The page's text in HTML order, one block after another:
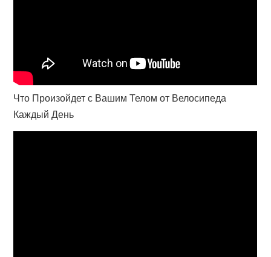
Что Произойдет с Вашим Телом от Велосипеда
Каждый День